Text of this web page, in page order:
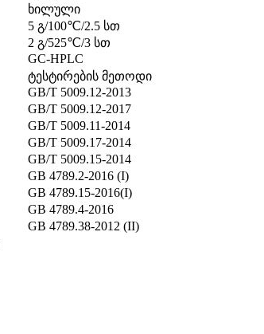
ხილული
5 გ/100℃/2.5 სთ
2 გ/525℃/3 სთ
GC-HPLC
ტესტირების მეთოდი
GB/T 5009.12-2013
GB/T 5009.12-2017
GB/T 5009.11-2014
GB/T 5009.17-2014
GB/T 5009.15-2014
GB 4789.2-2016 (I)
GB 4789.15-2016(I)
GB 4789.4-2016
GB 4789.38-2012 (II)